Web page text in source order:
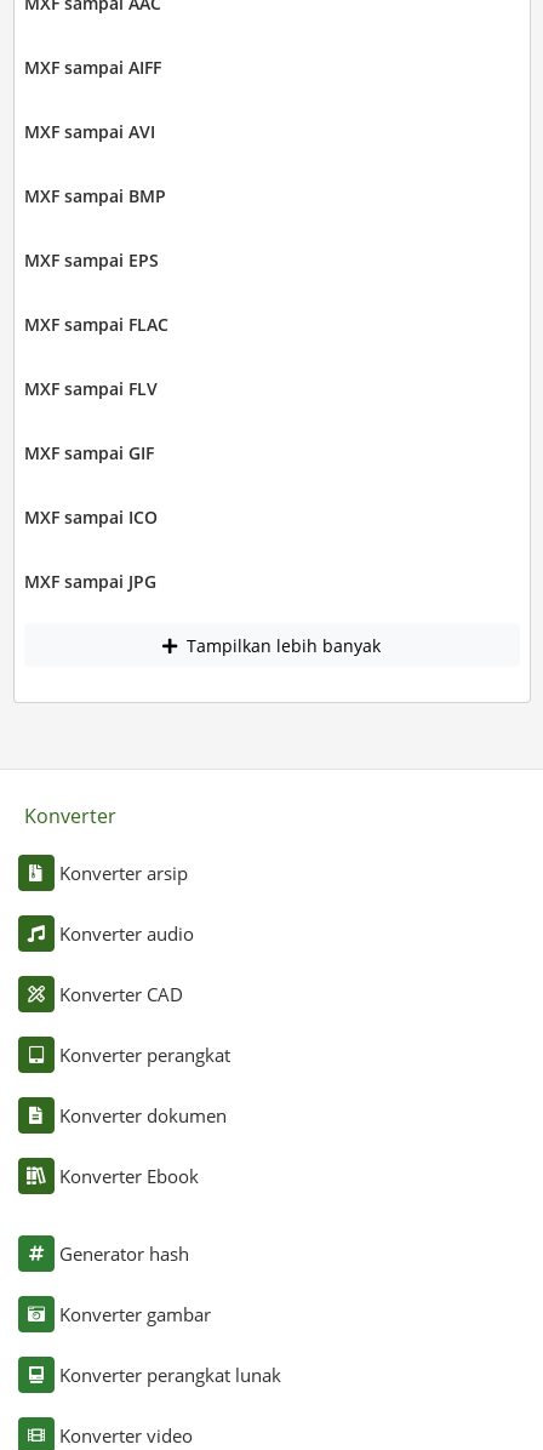
MXF sampai AIFF
MXF sampai AVI
MXF sampai BMP
MXF sampai EPS
MXF sampai FLAC
MXF sampai FLV
MXF sampai GIF
MXF sampai ICO
MXF sampai JPG
Tampilkan lebih banyak
Konverter
Konverter arsip
Konverter audio
Konverter CAD
Konverter perangkat
Konverter dokumen
Konverter Ebook
Generator hash
Konverter gambar
Konverter perangkat lunak
Konverter video